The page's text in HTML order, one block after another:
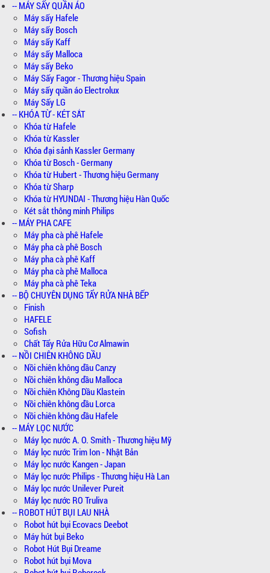
-- MÁY SẤY QUẦN ÁO
Máy sấy Hafele
Máy sấy Bosch
Máy sấy Kaff
Máy sấy Malloca
Máy sấy Beko
Máy Sấy Fagor - Thương hiệu Spain
Máy sấy quần áo Electrolux
Máy Sấy LG
-- KHÓA TỪ - KÉT SẮT
Khóa từ Hafele
Khóa từ Kassler
Khóa đại sảnh Kassler Germany
Khóa từ Bosch - Germany
Khóa từ Hubert - Thương hiệu Germany
Khóa từ Sharp
Khóa từ HYUNDAI - Thương hiệu Hàn Quốc
Két sắt thông minh Philips
-- MÁY PHA CAFE
Máy pha cà phê Hafele
Máy pha cà phê Bosch
Máy pha cà phê Kaff
Máy pha cà phê Malloca
Máy pha cà phê Teka
-- BỘ CHUYÊN DỤNG TẨY RỬA NHÀ BẾP
Finish
HAFELE
Sofish
Chất Tẩy Rửa Hữu Cơ Almawin
-- NỒI CHIÊN KHÔNG DẦU
Nồi chiên không dầu Canzy
Nồi chiên không dầu Malloca
Nồi chiên Không Dầu Klastein
Nồi chiên không dầu Lorca
Nồi chiên không dầu Hafele
-- MÁY LỌC NƯỚC
Máy lọc nước A. O. Smith - Thương hiệu Mỹ
Máy lọc nước Trim Ion - Nhật Bản
Máy lọc nước Kangen - Japan
Máy lọc nước Philips - Thương hiệu Hà Lan
Máy lọc nước Unilever Pureit
Máy lọc nước RO Truliva
-- ROBOT HÚT BỤI LAU NHÀ
Robot hút bụi Ecovacs Deebot
Máy hút bụi Beko
Robot Hút Bụi Dreame
Robot hút bụi Mova